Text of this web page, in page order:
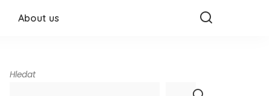
About us
Hledat